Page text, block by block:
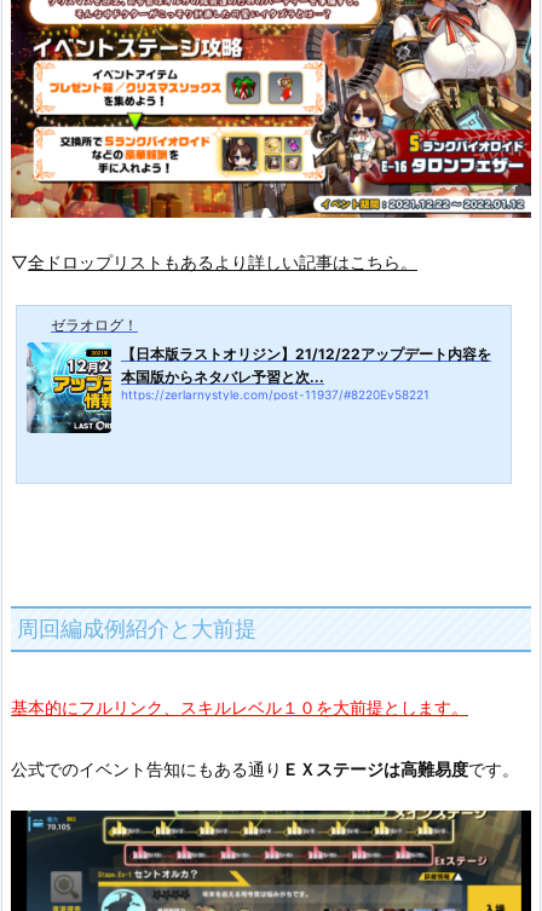
▽全ドロップリストもあるより詳しい記事はこちら。
ゼラオログ！
【日本版ラストオリジン】21/12/22アップデート内容を
本国版からネタバレ予習と次...
https://zerlarnystyle.com/post-11937/#8220Ev58221
周回編成例紹介と大前提
基本的にフルリンク、スキルレベル１０を大前提とします。
公式でのイベント告知にもある通り ＥＸステージは高難易度です。